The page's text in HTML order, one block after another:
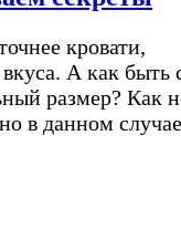
кровати,
А как быть
размер? Как
в данном случае